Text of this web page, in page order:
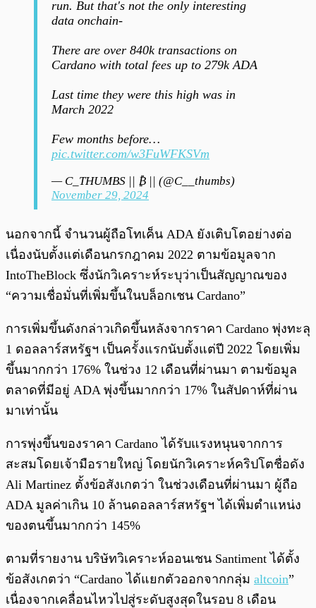
run. But that's not the only interesting
data onchain-
There are over 840k transactions on
Cardano with total fees up to 279k ADA
Last time they were this high was in
March 2022
Few months before…
pic.twitter.com/w3FuWFKSVm
— C_THUMBS || ₿ || (@C__thumbs)
November 29, 2024
นอกจากนี้ จำนวนผู้ถือโทเค็น ADA ยังเติบโตอย่างต่อ
เนื่องนับตั้งแต่เดือนกรกฎาคม 2022 ตามข้อมูลจาก
IntoTheBlock ซึ่งนักวิเคราะห์ระบุว่าเป็นสัญญาณของ
“ความเชื่อมั่นที่เพิ่มขึ้นในบล็อกเชน Cardano”
การเพิ่มขึ้นดังกล่าวเกิดขึ้นหลังจากราคา Cardano พุ่งทะลุ
1 ดอลลาร์สหรัฐฯ เป็นครั้งแรกนับตั้งแต่ปี 2022 โดยเพิ่ม
ขึ้นมากกว่า 176% ในช่วง 12 เดือนที่ผ่านมา ตามข้อมูล
ตลาดที่มีอยู่ ADA พุ่งขึ้นมากกว่า 17% ในสัปดาห์ที่ผ่าน
มาเท่านั้น
การพุ่งขึ้นของราคา Cardano ได้รับแรงหนุนจากการ
สะสมโดยเจ้ามือรายใหญ่ โดยนักวิเคราะห์คริปโตชื่อดัง
Ali Martinez ตั้งข้อสังเกตว่า ในช่วงเดือนที่ผ่านมา ผู้ถือ
ADA มูลค่าเกิน 10 ล้านดอลลาร์สหรัฐฯ ได้เพิ่มตำแหน่ง
ของตนขึ้นมากกว่า 145%
ตามที่รายงาน บริษัทวิเคราะห์ออนเชน Santiment ได้ตั้ง
ข้อสังเกตว่า “Cardano ได้แยกตัวออกจากกลุ่ม altcoin”
เนื่องจากเคลื่อนไหวไปสู่ระดับสูงสุดในรอบ 8 เดือน